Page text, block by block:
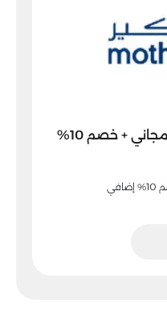
كود خصم مذركير توصيل مجاني + خصم 10%